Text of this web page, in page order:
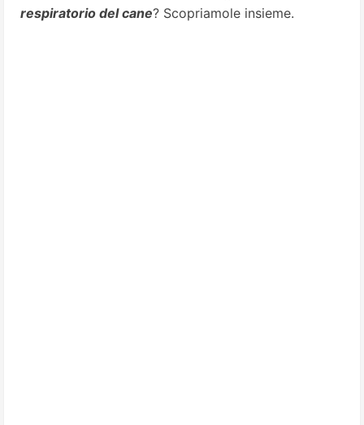
respiratorio del cane? Scopriamole insieme.